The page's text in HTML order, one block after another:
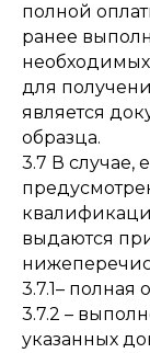
полной
ранее
для
является
образца.
3.7 В случае,
выдаются
3.7.1– полная
3.7.2 –
указанных